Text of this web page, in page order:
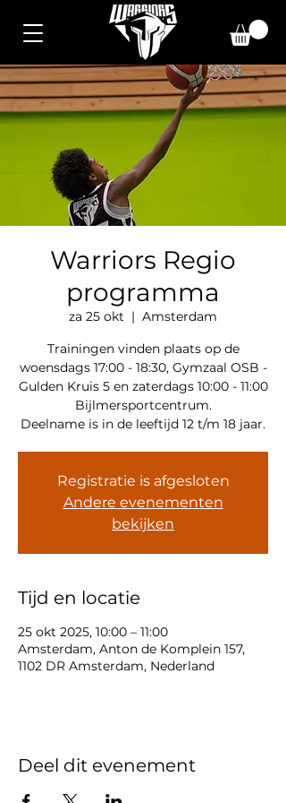
Warriors Regio
programma
za 25 okt
  |
Amsterdam
Trainingen vinden plaats op de
woensdags 17:00 - 18:30, Gymzaal OSB -
Gulden Kruis 5 en zaterdags 10:00 - 11:00
Bijlmersportcentrum.
Deelname is in de leeftijd 12 t/m 18 jaar.
Registratie is afgesloten
Andere evenementen
bekijken
Tijd en locatie
25 okt 2025, 10:00 – 11:00
Amsterdam, Anton de Komplein 157,
1102 DR Amsterdam, Nederland
Deel dit evenement